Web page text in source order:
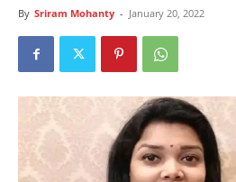
By Sriram Mohanty - January 20, 2022